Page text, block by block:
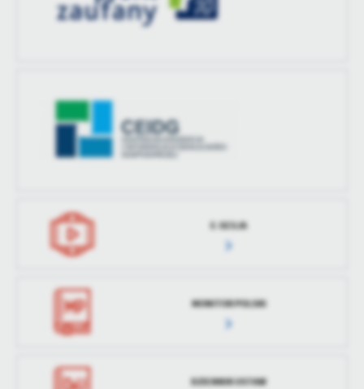
treści w postaci wiadomości, ofert, komunikatów mediów
społecznościowych.
E-SESJA
MONITOR POLSKI
DZIENNIK USTAW